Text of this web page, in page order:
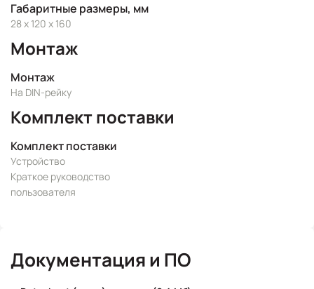
Габаритные размеры, мм
28 x 120 x 160
Монтаж
Монтаж
На DIN-рейку
Комплект поставки
Комплект поставки
Устройство
Краткое руководство
пользователя
Документация и ПО